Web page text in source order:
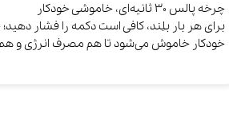
چرخه پالس ۳۰ ثانیه‌ای، خاموشی خودکار
خودکار خاموش می‌شود تا هم مصرف انرژی و